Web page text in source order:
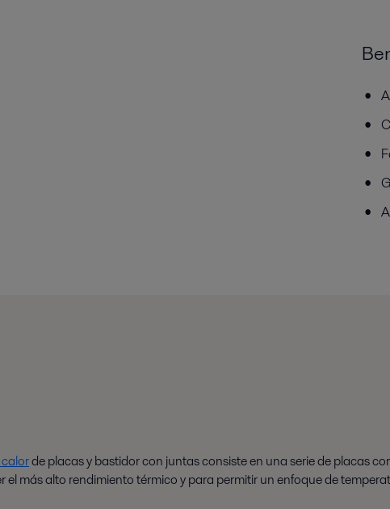
de placas y bastidor con juntas consiste en una serie de placas
el más alto rendimiento térmico y para permitir un enfoque de